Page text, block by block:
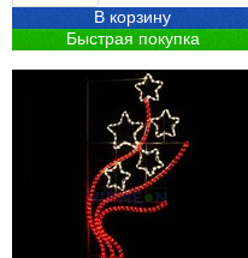
В корзину
Быстрая покупка